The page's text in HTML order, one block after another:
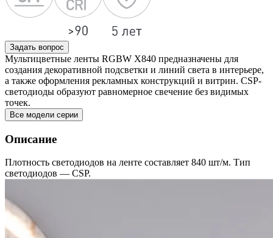
Задать вопрос
Мультицветные ленты RGBW X840 предназначены для
создания декоративной подсветки и линий света в интерьере,
а также оформления рекламных конструкций и витрин. CSP-
светодиоды образуют равномерное свечение без видимых
точек.
Все модели серии
Описание
Плотность светодиодов на ленте составляет 840 шт/м. Тип
светодиодов — CSP.